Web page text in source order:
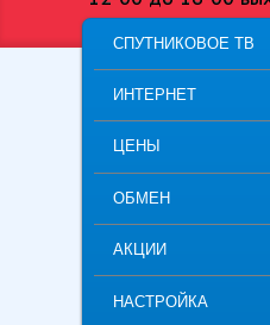
SKIP TO PRIMARY
SKIP TO
СПУТНИКОВОЕ ТВ
ИНТЕРНЕТ
ЦЕНЫ
ОБМЕН
АКЦИИ
НАСТРОЙКА